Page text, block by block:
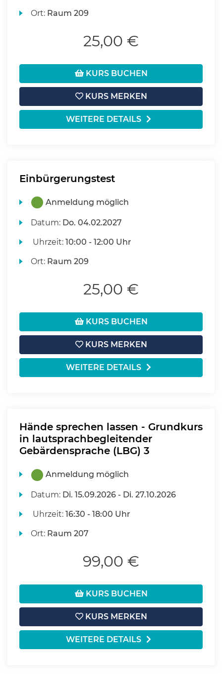
Ort: Raum 209
25,00 €
KURS BUCHEN
KURS MERKEN
WEITERE DETAILS
Einbürgerungstest
Anmeldung möglich
Datum: Do. 04.02.2027
Uhrzeit:10:00 - 12:00 Uhr
Ort: Raum 209
25,00 €
KURS BUCHEN
KURS MERKEN
WEITERE DETAILS
Hände sprechen lassen - Grundkurs
in lautsprachbegleitender
Gebärdensprache (LBG) 3
Anmeldung möglich
Datum: Di. 15.09.2026 - Di. 27.10.2026
Uhrzeit:16:30 - 18:00 Uhr
Ort: Raum 207
99,00 €
KURS BUCHEN
KURS MERKEN
WEITERE DETAILS